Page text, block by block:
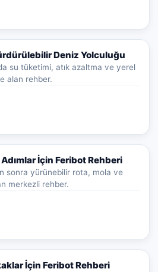
Deniz Yolculuğu
su tüketimi, atık azaltma ve yerel
alan rehber.
İçin Feribot Rehberi
sonra yürünebilir rota, mola ve
merkezli rehber.
İçin Feribot Rehberi